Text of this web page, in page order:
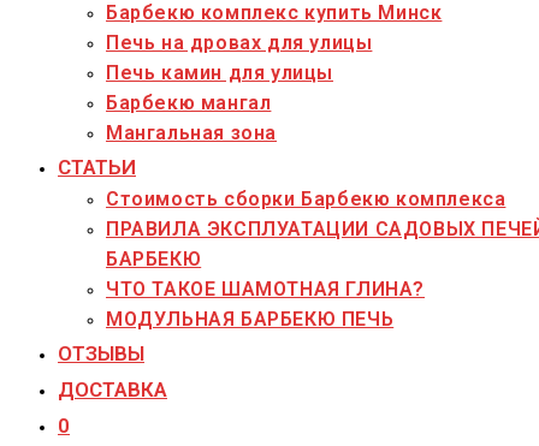
Барбекю комплекс купить Минск
Печь на дровах для улицы
Печь камин для улицы
Барбекю мангал
Мангальная зона
СТАТЬИ
Стоимость сборки Барбекю комплекса
ПРАВИЛА ЭКСПЛУАТАЦИИ САДОВЫХ
БАРБЕКЮ
ЧТО ТАКОЕ ШАМОТНАЯ ГЛИНА?
МОДУЛЬНАЯ БАРБЕКЮ ПЕЧЬ
ОТЗЫВЫ
ДОСТАВКА
0